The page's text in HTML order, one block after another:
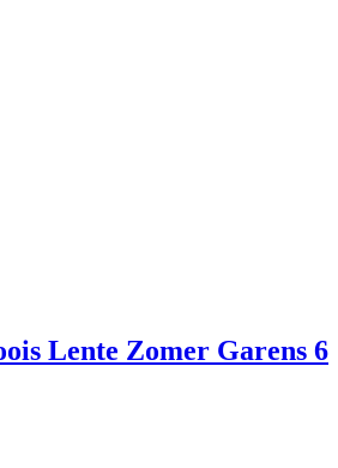
Lente Zomer Garens 6